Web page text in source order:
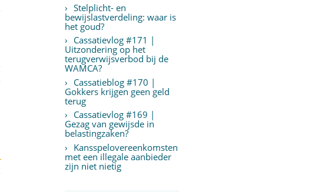
Stelplicht- en
bewijslastverdeling: waar is
het goud?
Cassatievlog #171 |
Uitzondering op het
terugverwijsverbod bij de
WAMCA?
Cassatieblog #170 |
Gokkers krijgen geen geld
terug
Cassatievlog #169 |
Gezag van gewijsde in
belastingzaken?
Kansspelovereenkomsten
met een illegale aanbieder
zijn niet nietig